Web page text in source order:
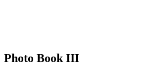
Photo Book III